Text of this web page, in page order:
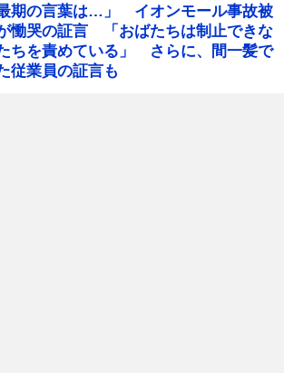
最期の言葉は…」 イオンモール事故被
慟哭の証言 「おばたちは制止できな
ちを責めている」 さらに、間一髪で
従業員の証言も